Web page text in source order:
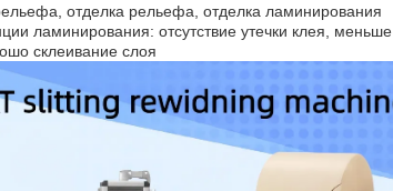
отделка рельефа, отделка ламинирования
ламинирования: отсутствие утечки клея, меньше
склеивание слоя